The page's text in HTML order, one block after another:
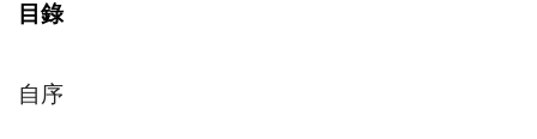
目錄
自序